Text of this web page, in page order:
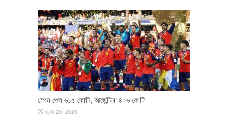
স্পেন পেল ৬১৫ কোটি, আর্জেন্টিনা ৪০৬ কোটি
জুলাই 20, 2026